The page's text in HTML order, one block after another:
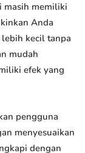
masih memiliki
Anda
kecil tanpa
mudah
efek yang
pengguna
menyesuaikan
dengan